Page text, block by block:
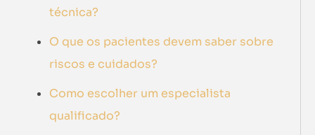
técnica?
O que os pacientes devem saber sobre
riscos e cuidados?
Como escolher um especialista
qualificado?